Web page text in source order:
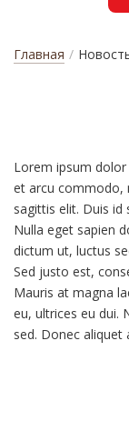
Главная /
Lorem ipsum
et arcu commodo,
sagittis elit. Duis id
Nulla eget sapien
dictum ut, luctus
Sed justo est,
Mauris at magna
eu, ultrices eu dui.
sed. Donec aliquet